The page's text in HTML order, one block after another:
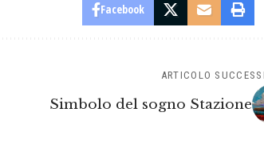
Facebook
ARTICOLO
Simbolo del sogno Stazione